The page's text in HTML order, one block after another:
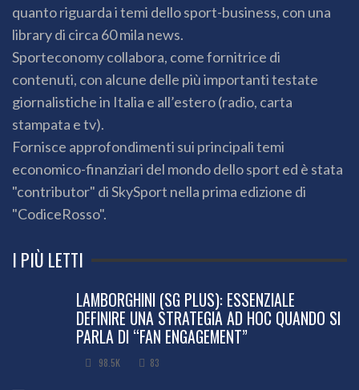
quanto riguarda i temi dello sport-business, con una
library di circa 60 mila news.
Sporteconomy collabora, come fornitrice di
contenuti, con alcune delle più importanti testate
giornalistiche in Italia e all’estero (radio, carta
stampata e tv).
Fornisce approfondimenti sui principali temi
economico-finanziari del mondo dello sport ed è stata
"contributor" di SkySport nella prima edizione di
"CodiceRosso".
I PIÙ LETTI
LAMBORGHINI (SG PLUS): ESSENZIALE
DEFINIRE UNA STRATEGIA AD HOC QUANDO SI
PARLA DI “FAN ENGAGEMENT”
98.5K 83